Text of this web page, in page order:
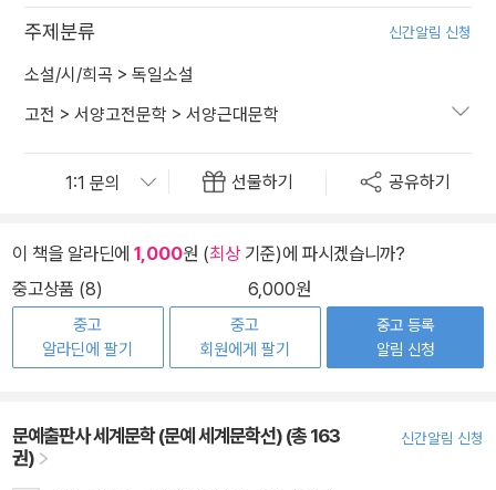
주제분류 신간알림 신청
소설/시/희곡 > 독일소설
고전 > 서양고전문학 > 서양근대문학
선물하기 공유하기
이 책을 알라딘에 1,000원 (최상기준)에 파시겠습니까?
중고상품 (8)
6,000원
중고
알라딘에 팔기
중고
회원에게 팔기
중고 등록
알림 신청
문예출판사 세계문학 (문예 세계문학선) (총 163
권)
신간알림 신청